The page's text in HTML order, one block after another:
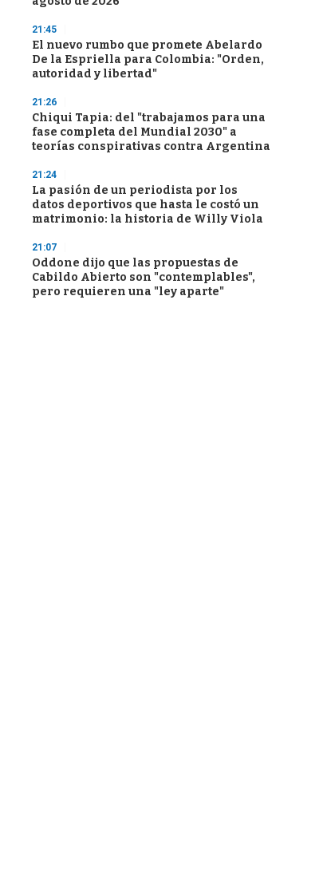
21:45
El nuevo rumbo que promete Abelardo
De la Espriella para Colombia: "Orden,
autoridad y libertad"
21:26
Chiqui Tapia: del "trabajamos para una
fase completa del Mundial 2030" a
teorías conspirativas contra Argentina
21:24
La pasión de un periodista por los
datos deportivos que hasta le costó un
matrimonio: la historia de Willy Viola
21:07
Oddone dijo que las propuestas de
Cabildo Abierto son "contemplables",
pero requieren una "ley aparte"